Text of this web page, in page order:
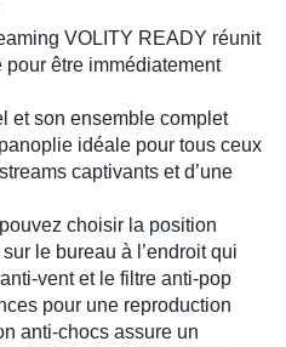
VOLITY READY réunit
pour être immédiatement
et son ensemble complet
idéale pour tous ceux
captivants et d’une
choisir la position
le bureau à l’endroit qui
ventet le filtre anti-pop
pour une reproduction
anti-chocs assure un